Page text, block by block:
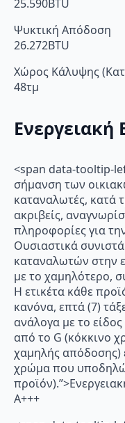
25.590BTU
Ψυκτική Απόδοση
26.272BTU
Χώρος Κάλυψης
48τμ
Ενεργειακή
<span data-tooltip-
σήμανση των
καταναλωτές, κατά
ακριβείς,
πληροφορίες για
Ουσιαστικά
καταναλωτών στην
με το χαμηλότερο,
Η ετικέτα κάθε
κανόνα, επτά (7)
ανάλογα με το
από το G (κόκκινο
χαμηλής απόδοσης)
χρώμα που
A+++